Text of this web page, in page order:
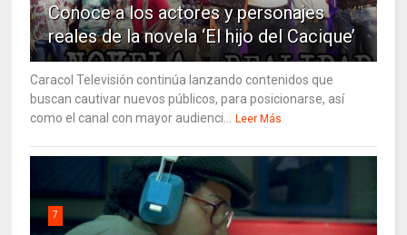
Conoce a los actores y personajes
reales de la novela ‘El hijo del Cacique’
Caracol Televisión continúa lanzando contenidos que
buscan cautivar nuevos públicos, para posicionarse, así
como el canal con mayor audienci...
Leer Más
7